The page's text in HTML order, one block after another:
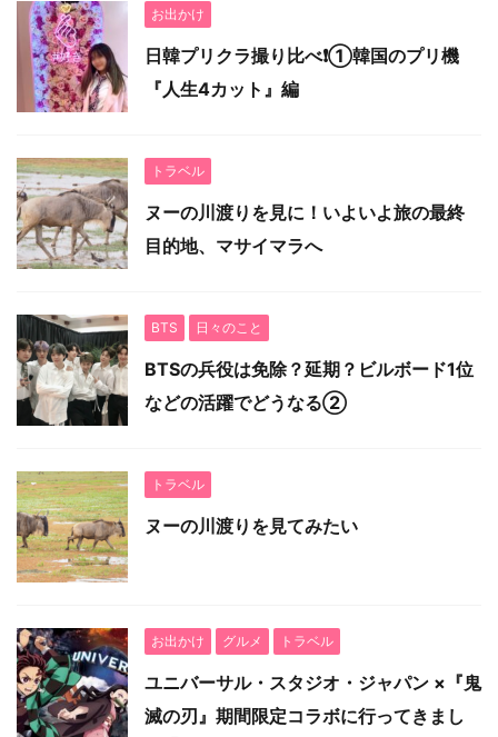
お出かけ
日韓プリクラ撮り比べ❗️①韓国のプリ機
『人生4カット』編
トラベル
ヌーの川渡りを見に！いよいよ旅の最終
目的地、マサイマラへ
BTS 日々のこと
BTSの兵役は免除？延期？ビルボード1位
などの活躍でどうなる②
トラベル
ヌーの川渡りを見てみたい
お出かけ グルメ トラベル
ユニバーサル・スタジオ・ジャパン ×『鬼
滅の刃』期間限定コラボに行ってきまし